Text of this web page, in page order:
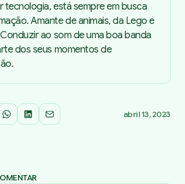
tecnologia, está sempre em busca
Amante de animais, da Lego e
ao som de uma boa banda
dos seus momentos de
WhatsApp
LinkedInEmail abril 13, 2023